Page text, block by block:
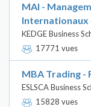
MAI -
Internationaux
KEDGE Business
17771 vues
MBA Trading -
ESLSCA Business
15828 vues